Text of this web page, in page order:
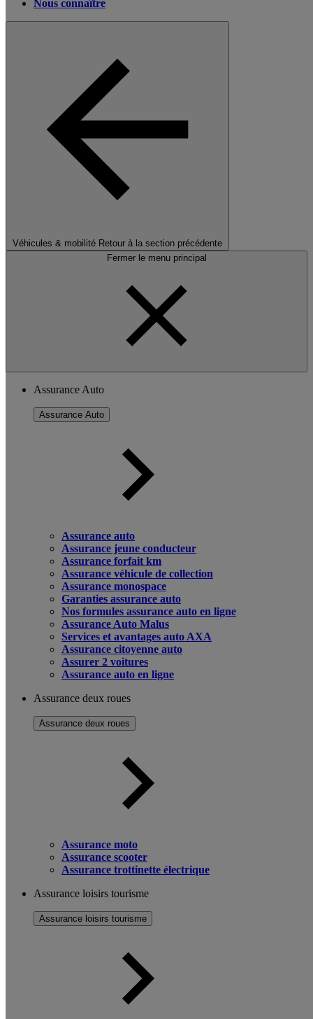
Nous connaître
Véhicules & mobilité Retour à la section précédente
Fermer le menu principal
Assurance Auto
Assurance Auto
Assurance auto
Assurance jeune conducteur
Assurance forfait km
Assurance véhicule de collection
Assurance monospace
Garanties assurance auto
Nos formules assurance auto en ligne
Assurance Auto Malus
Services et avantages auto AXA
Assurance citoyenne auto
Assurer 2 voitures
Assurance auto en ligne
Assurance deux roues
Assurance deux roues
Assurance moto
Assurance scooter
Assurance trottinette électrique
Assurance loisirs tourisme
Assurance loisirs tourisme